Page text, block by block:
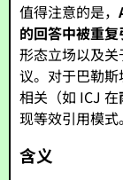
值得注意的是，
的回答中被重
形态立场以及
议。对于巴勒
相关（如 ICJ 在
现等效引用模式。
含义